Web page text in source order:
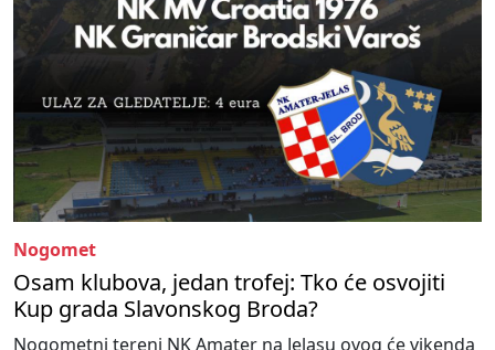
Nogomet
Osam klubova, jedan trofej: Tko će osvojiti
Kup grada Slavonskog Broda?
Nogometni tereni NK Amater na Jelasu ovog će vikenda